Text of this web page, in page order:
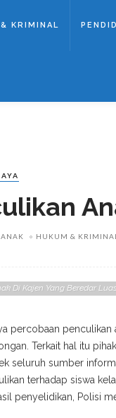
KRIMINAL
HUKUM & KRIMINAL
Di Kajen Yang Beredar
percobaan
Terkait hal itu
seluruh sumber
terhadap siswa
penyelidikan, Polisi